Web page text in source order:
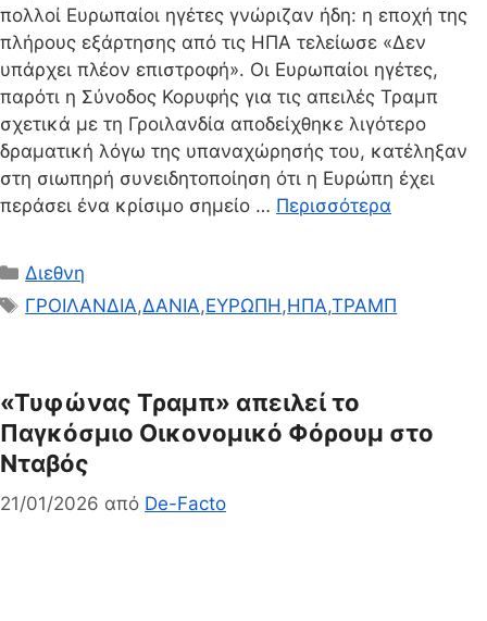
πολλοί Ευρωπαίοι ηγέτες γνώριζαν ήδη: η εποχή της
πλήρους εξάρτησης από τις ΗΠΑ τελείωσε «Δεν
υπάρχει πλέον επιστροφή». Οι Ευρωπαίοι ηγέτες,
παρότι η Σύνοδος Κορυφής για τις απειλές Τραμπ
σχετικά με τη Γροιλανδία αποδείχθηκε λιγότερο
δραματική λόγω της υπαναχώρησής του, κατέληξαν
στη σιωπηρή συνειδητοποίηση ότι η Ευρώπη έχει
περάσει ένα κρίσιμο σημείο … Περισσότερα
Κατηγορίες
Διεθνη
Ετικέτες
ΓΡΟΙΛΑΝΔΙΑ,ΔΑΝΙΑ,ΕΥΡΩΠΗ ,ΗΠΑ,ΤΡΑΜΠ
«Τυφώνας Τραμπ» απειλεί το
Παγκόσμιο Οικονομικό Φόρουμ στο
Νταβός
21/01/2026 από De-Facto